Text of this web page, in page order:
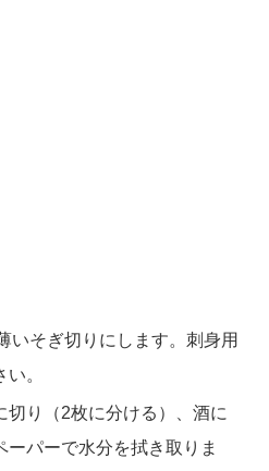
いそぎ切りにします。刺身用
。
切り（2枚に分ける）、酒に
ーパーで水分を拭き取りま